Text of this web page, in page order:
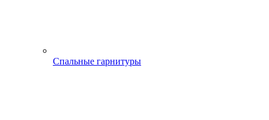
Спальные гарнитуры